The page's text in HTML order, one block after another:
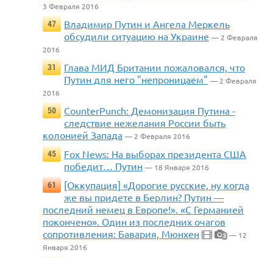
3 Февраля 2016
47
Владимир Путин и Ангела Меркель
обсудили ситуацию на Украине — 2 Февраля
2016
31
Глава МИД Британии пожаловался, что
Путин для него "непроницаем" — 2 Февраля
2016
50
CounterPunch: Демонизация Путина -
следствие нежелания России быть
колонией Запада — 2 Февраля 2016
45
Fox News: На выборах президента США
победит… Путин — 18 Января 2016
61
[Оккупация] «Дорогие русские, ну когда
же вы придете в Берлин? Путин —
последний немец в Европе!». «С Германией
покончено». Один из последних очагов
сопротивления: Бавария, Мюнхен
3 — 12
Января 2016